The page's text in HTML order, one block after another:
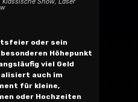
oder sein
Höhepunkt
viel Geld
auch im
für kleine,
oder Hochzeiten